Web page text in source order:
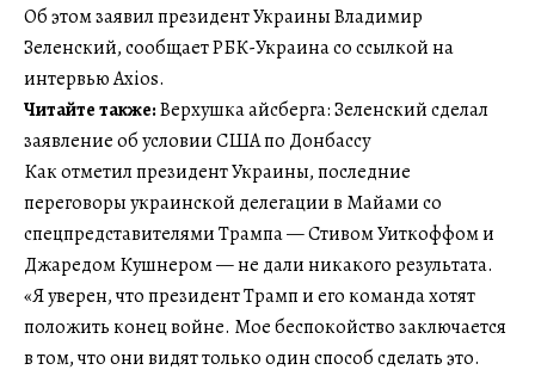
Об этом заявил президент Украины Владимир
Зеленский, сообщает РБК-Украина со ссылкой на
интервью Axios.
Читайте также:Верхушка айсберга: Зеленский сделал
заявление об условии США по Донбассу
Как отметил президент Украины, последние
переговоры украинской делегации в Майами со
спецпредставителями Трампа — Стивом Уиткоффом и
Джаредом Кушнером — не дали никакого результата.
«Я уверен, что президент Трамп и его команда хотят
положить конец войне. Мое беспокойство заключается
в том, что они видят только один способ сделать это.